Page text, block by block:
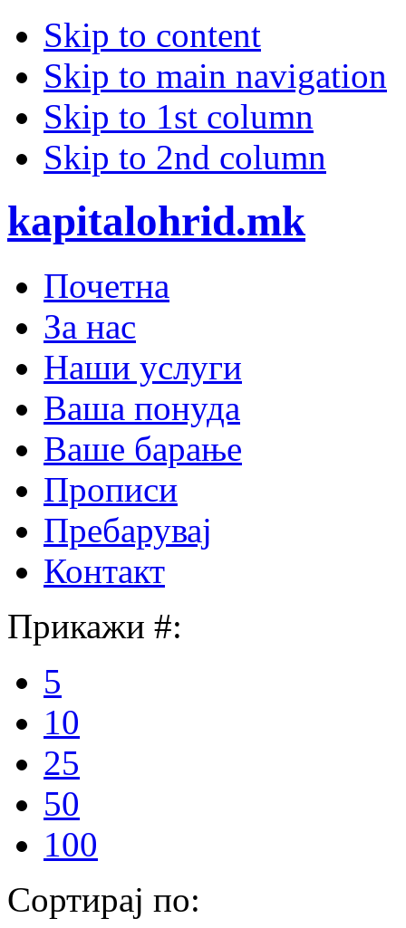
Skip to content
Skip to main navigation
Skip to 1st column
Skip to 2nd column
kapitalohrid.mk
Почетна
За нас
Наши услуги
Ваша понуда
Ваше барање
Прописи
Пребарувај
Контакт
Прикажи #:
5
10
25
50
100
Сортирај по: